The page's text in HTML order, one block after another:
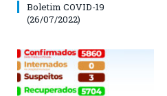
Boletim COVID-19
(26/07/2022)